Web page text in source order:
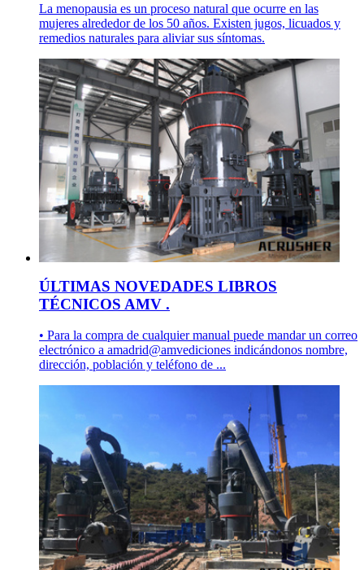
La menopausia es un proceso natural que ocurre en las
mujeres alrededor de los 50 años. Existen jugos, licuados y
remedios naturales para aliviar sus síntomas.
ÚLTIMAS NOVEDADES LIBROS
TÉCNICOS AMV .
• Para la compra de cualquier manual puede mandar un correo
electrónico a amadrid@amvediciones indicándonos nombre,
dirección, población y teléfono de ...